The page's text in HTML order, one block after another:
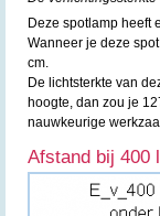
Deze spotlamp heeft
Wanneer je deze
cm.
De lichtsterkte van
hoogte, dan zou je
nauwkeurige
Afstand bij 400